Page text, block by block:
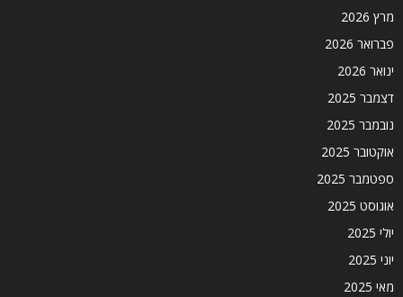
מרץ 2026
פברואר 2026
ינואר 2026
דצמבר 2025
נובמבר 2025
אוקטובר 2025
ספטמבר 2025
אוגוסט 2025
יולי 2025
יוני 2025
מאי 2025